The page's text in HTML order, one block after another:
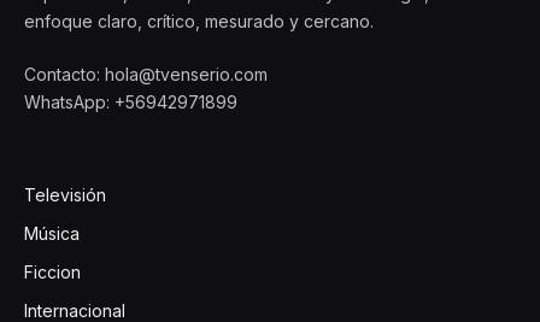
enfoque claro, crítico, mesurado y cercano.
Contacto: hola@tvenserio.com
WhatsApp: +56942971899
Televisión
Música
Ficcion
Internacional